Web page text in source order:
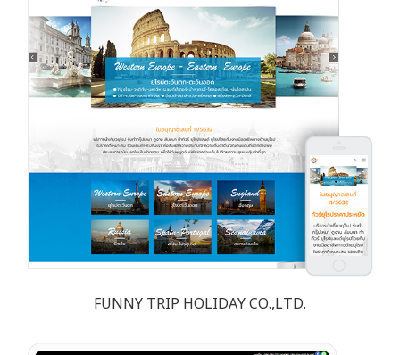
FUNNY TRIP HOLIDAY CO.,LTD.